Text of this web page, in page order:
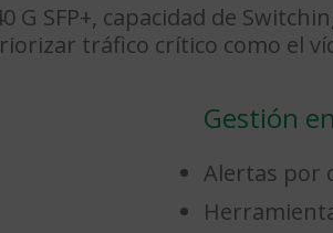
G SFP+, capacidad de
tráfico crítico como el
Gestión
Alertas por